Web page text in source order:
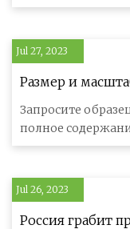
Северная
Jul 27, 2023
Размер и
имплантатов с
Запросите
полное
диаграмму) @
Jul 26, 2023
Россия грабит